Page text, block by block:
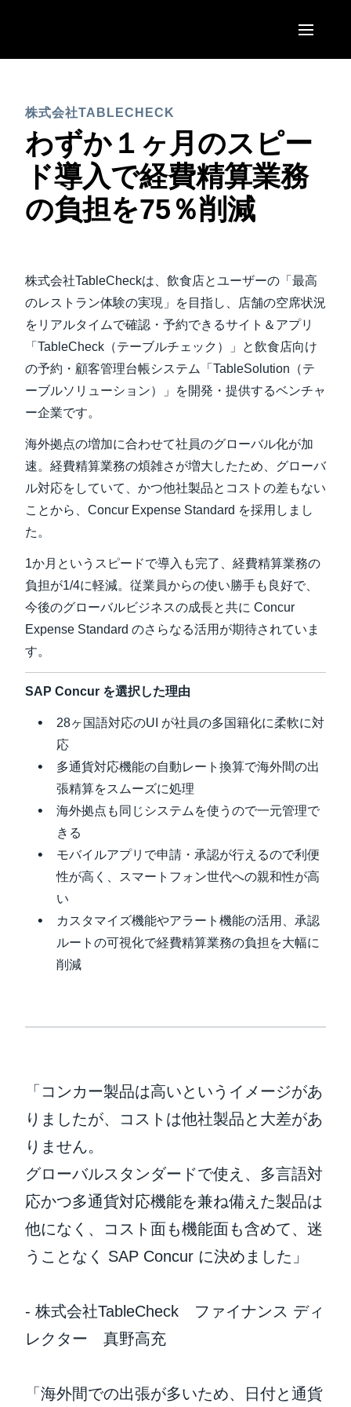
United States (English)
Canada (English)
Canada (Français)
México (Español)
United Kingdom (English)
France (Français)
Deutschland (Deutsch)
Nederlands (English)
Sweden (English)
Denmark (English)
Finland (English)
España (Español)
Norway (English)
ASIA PACIFIC
Australia (English)
Singapore (English)
株式会社TABLECHECK
わずか１ヶ月のスピー
ド導入で経費精算業務
の負担を75％削減
株式会社TableCheckは、飲食店とユーザーの「最高
のレストラン体験の実現」を目指し、店舗の空席状況
をリアルタイムで確認・予約できるサイト＆アプリ
「TableCheck（テーブルチェック）」と飲食店向け
の予約・顧客管理台帳システム「TableSolution（テ
ーブルソリューション）」を開発・提供するベンチャ
ー企業です。
海外拠点の増加に合わせて社員のグローバル化が加
速。経費精算業務の煩雑さが増大したため、グローバ
ル対応をしていて、かつ他社製品とコストの差もない
ことから、Concur Expense Standard を採用しまし
た。
1か月というスピードで導入も完了、経費精算業務の
負担が1/4に軽減。従業員からの使い勝手も良好で、
今後のグローバルビジネスの成長と共に Concur
Expense Standard のさらなる活用が期待されていま
す。
SAP Concur を選択した理由
28ヶ国語対応のUI が社員の多国籍化に柔軟に対
応
多通貨対応機能の自動レート換算で海外間の出
張精算をスムーズに処理
海外拠点も同じシステムを使うので一元管理で
きる
モバイルアプリで申請・承認が行えるので利便
性が高く、スマートフォン世代への親和性が高
い
カスタマイズ機能やアラート機能の活用、承認
ルートの可視化で経費精算業務の負担を大幅に
削減
「コンカー製品は高いというイメージがあ
りましたが、コストは他社製品と大差があ
りません。
グローバルスタンダードで使え、多言語対
応かつ多通貨対応機能を兼ね備えた製品は
他になく、コスト面も機能面も含めて、迷
うことなく SAP Concur に決めました」
- 株式会社TableCheck ファイナンス ディ
レクター 真野高充
「海外間での出張が多いため、日付と通貨